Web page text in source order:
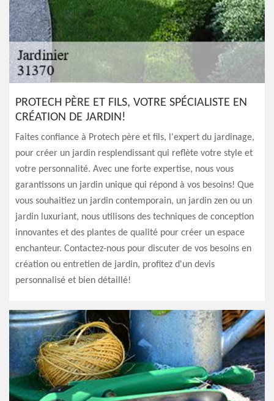
PROTECH PÈRE ET FILS, VOTRE SPÉCIALISTE EN
CRÉATION DE JARDIN!
Faites confiance à Protech père et fils, l'expert du jardinage,
pour créer un jardin resplendissant qui reflète votre style et
votre personnalité. Avec une forte expertise, nous vous
garantissons un jardin unique qui répond à vos besoins! Que
vous souhaitiez un jardin contemporain, un jardin zen ou un
jardin luxuriant, nous utilisons des techniques de conception
innovantes et des plantes de qualité pour créer un espace
enchanteur. Contactez-nous pour discuter de vos besoins en
création ou entretien de jardin, profitez d'un devis
personnalisé et bien détaillé!